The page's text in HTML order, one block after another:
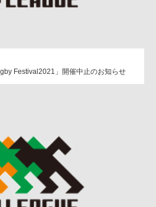
Festival2021」開催中止のお知らせ